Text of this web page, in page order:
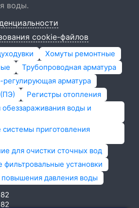
воды.
cookie-файлов
Хомуты ремонтные
Трубопроводная арматура
регулирующая арматура
Регистры отопления
воды и
системы приготовления
для очистки сточных вод
фильтровальные установки
повышения давления воды